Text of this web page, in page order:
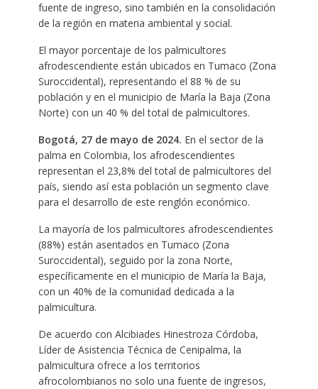
fuente de ingreso, sino también en la consolidación
de la región en materia ambiental y social.
El mayor porcentaje de los palmicultores
afrodescendiente están ubicados en Tumaco (Zona
Suroccidental), representando el 88 % de su
población y en el municipio de María la Baja (Zona
Norte) con un 40 % del total de palmicultores.
Bogotá, 27 de mayo de 2024. En el sector de la
palma en Colombia, los afrodescendientes
representan el 23,8% del total de palmicultores del
país, siendo así esta población un segmento clave
para el desarrollo de este renglón económico.
La mayoría de los palmicultores afrodescendientes
(88%) están asentados en Tumaco (Zona
Suroccidental), seguido por la zona Norte,
específicamente en el municipio de María la Baja,
con un 40% de la comunidad dedicada a la
palmicultura.
De acuerdo con Alcibiades Hinestroza Córdoba,
Líder de Asistencia Técnica de Cenipalma, la
palmicultura ofrece a los territorios
afrocolombianos no solo una fuente de ingresos,